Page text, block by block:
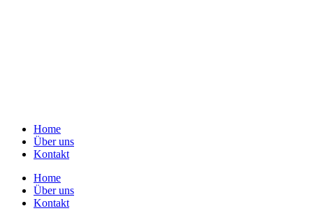
Home
Über uns
Kontakt
Home
Über uns
Kontakt